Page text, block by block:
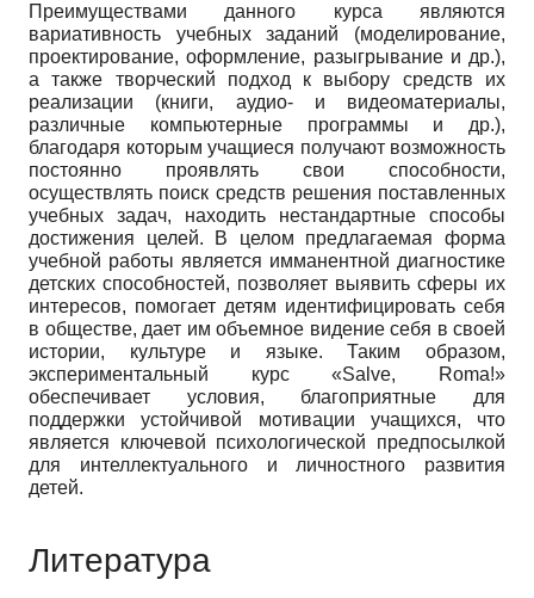
Преимуществами данного курса являются
вариативность учебных заданий (моделирование,
проектирование, оформление, разыгрывание и др.),
а также творческий подход к выбору средств их
реализации (книги, аудио- и видеоматериалы,
различные компьютерные программы и др.),
благодаря которым учащиеся получают возможность
постоянно проявлять свои способности,
осуществлять поиск средств решения поставленных
учебных задач, находить нестандартные способы
достижения целей. В целом предлагаемая форма
учебной работы является имманентной диагностике
детских способностей, позволяет выявить сферы их
интересов, помогает детям идентифицировать себя
в обществе, дает им объемное видение себя в своей
истории, культуре и языке. Таким образом,
экспериментальный курс «Salve, Roma!»
обеспечивает условия, благоприятные для
поддержки устойчивой мотивации учащихся, что
является ключевой психологической предпосылкой
для интеллектуального и личностного развития
детей.
Литература